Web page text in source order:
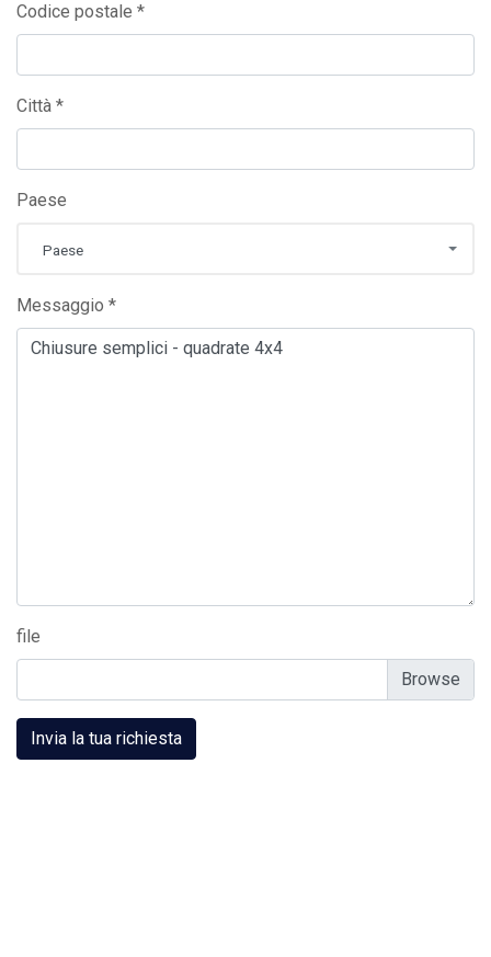
Codice postale *
Città *
Paese
Paese
Messaggio *
file
Invia la tua richiesta